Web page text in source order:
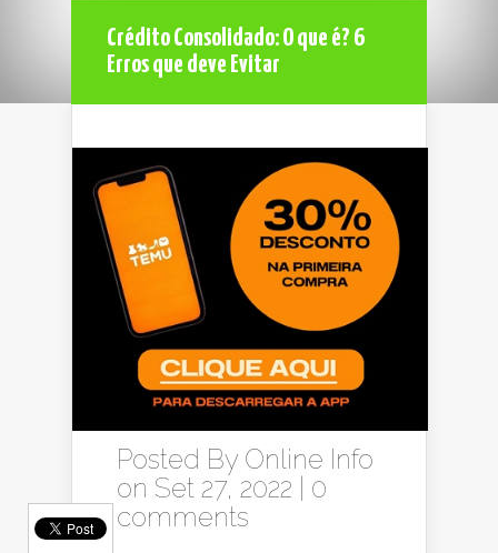
Crédito Consolidado: O que é? 6
Erros que deve Evitar
Posted By Online Info
on Set 27, 2022 | 0
comments